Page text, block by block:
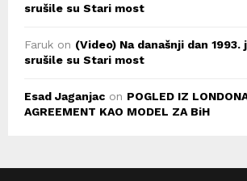
srušile su Stari most
Faruk on (Video) Na današnji dan 1993.
srušile su Stari most
Esad Jaganjac on POGLED IZ
AGREEMENT KAO MODEL ZA BiH